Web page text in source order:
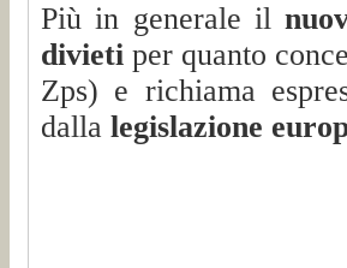
Più in generale il
divieti per quanto
Zps) e richiama
dalla legislazione